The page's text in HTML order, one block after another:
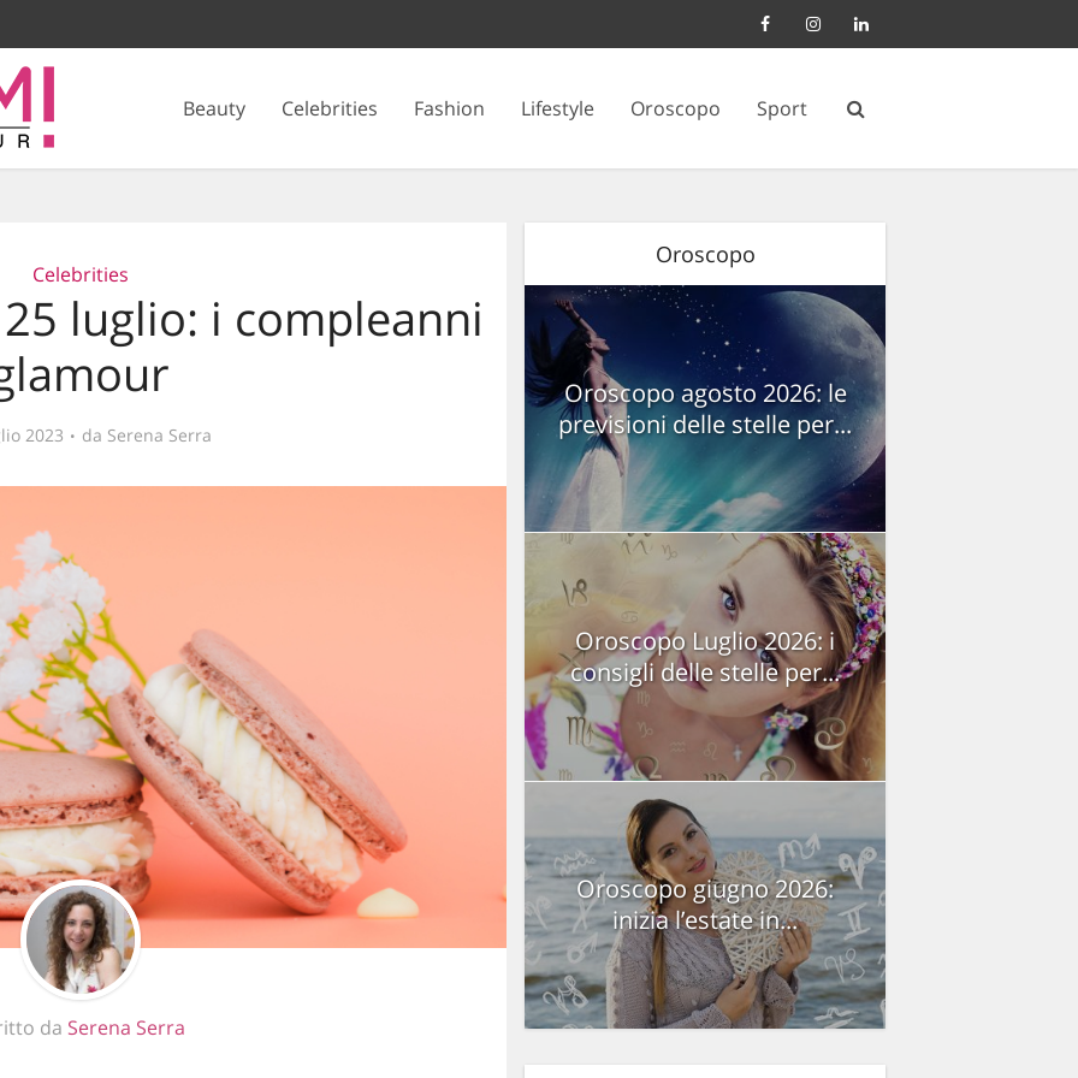
Beauty Celebrities Fashion Lifestyle Oroscopo Sport
Celebrities
luglio: i compleanni
2023 da Serena Serra
da Serena Serra
Oroscopo
Oroscopo agosto 2026: le
previsioni delle stelle per...
Oroscopo Luglio 2026: i
consigli delle stelle per...
Oroscopo giugno 2026:
inizia l’estate in...